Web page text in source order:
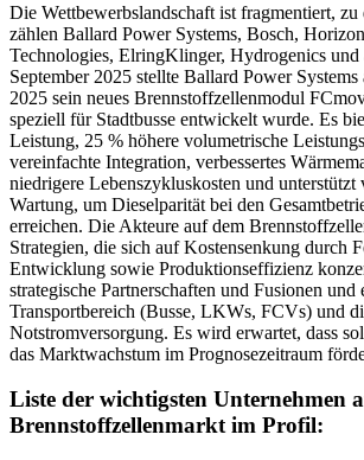
Die Wettbewerbslandschaft ist fragmentiert, zu
zählen Ballard Power Systems, Bosch,
Technologies, ElringKlinger, Hydrogenics
September 2025 stellte Ballard Power
2025 sein neues Brennstoffzellenmodul
speziell für Stadtbusse entwickelt wurde. Es
Leistung, 25 % höhere volumetrische
vereinfachte Integration, verbessertes
niedrigere Lebenszykluskosten und unterstützt
Wartung, um Dieselparität bei den
erreichen. Die Akteure auf dem
Strategien, die sich auf Kostensenkung durch
Entwicklung sowie Produktionseffizienz
strategische Partnerschaften und Fusionen und
Transportbereich (Busse, LKWs, FCVs) und
Notstromversorgung. Es wird erwartet, dass
das Marktwachstum im Prognosezeitraum
Liste der wichtigsten Unternehmen
Brennstoffzellenmarkt im Profil: